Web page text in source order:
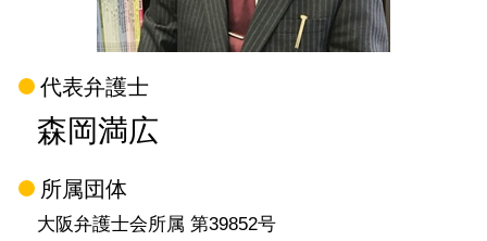
代表弁護士
森岡満広
所属団体
大阪弁護士会所属 第39852号